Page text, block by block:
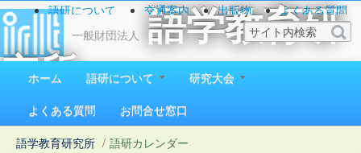
一般財団法人
語学教育研
究所
1923（大正12）年創立
語研について 交通案内 出版物
よくある質問
お問い合わせ
ホーム 語研について
研究大会
よくある質問
お問合せ窓口
語学教育研究所 / 語研カレンダー